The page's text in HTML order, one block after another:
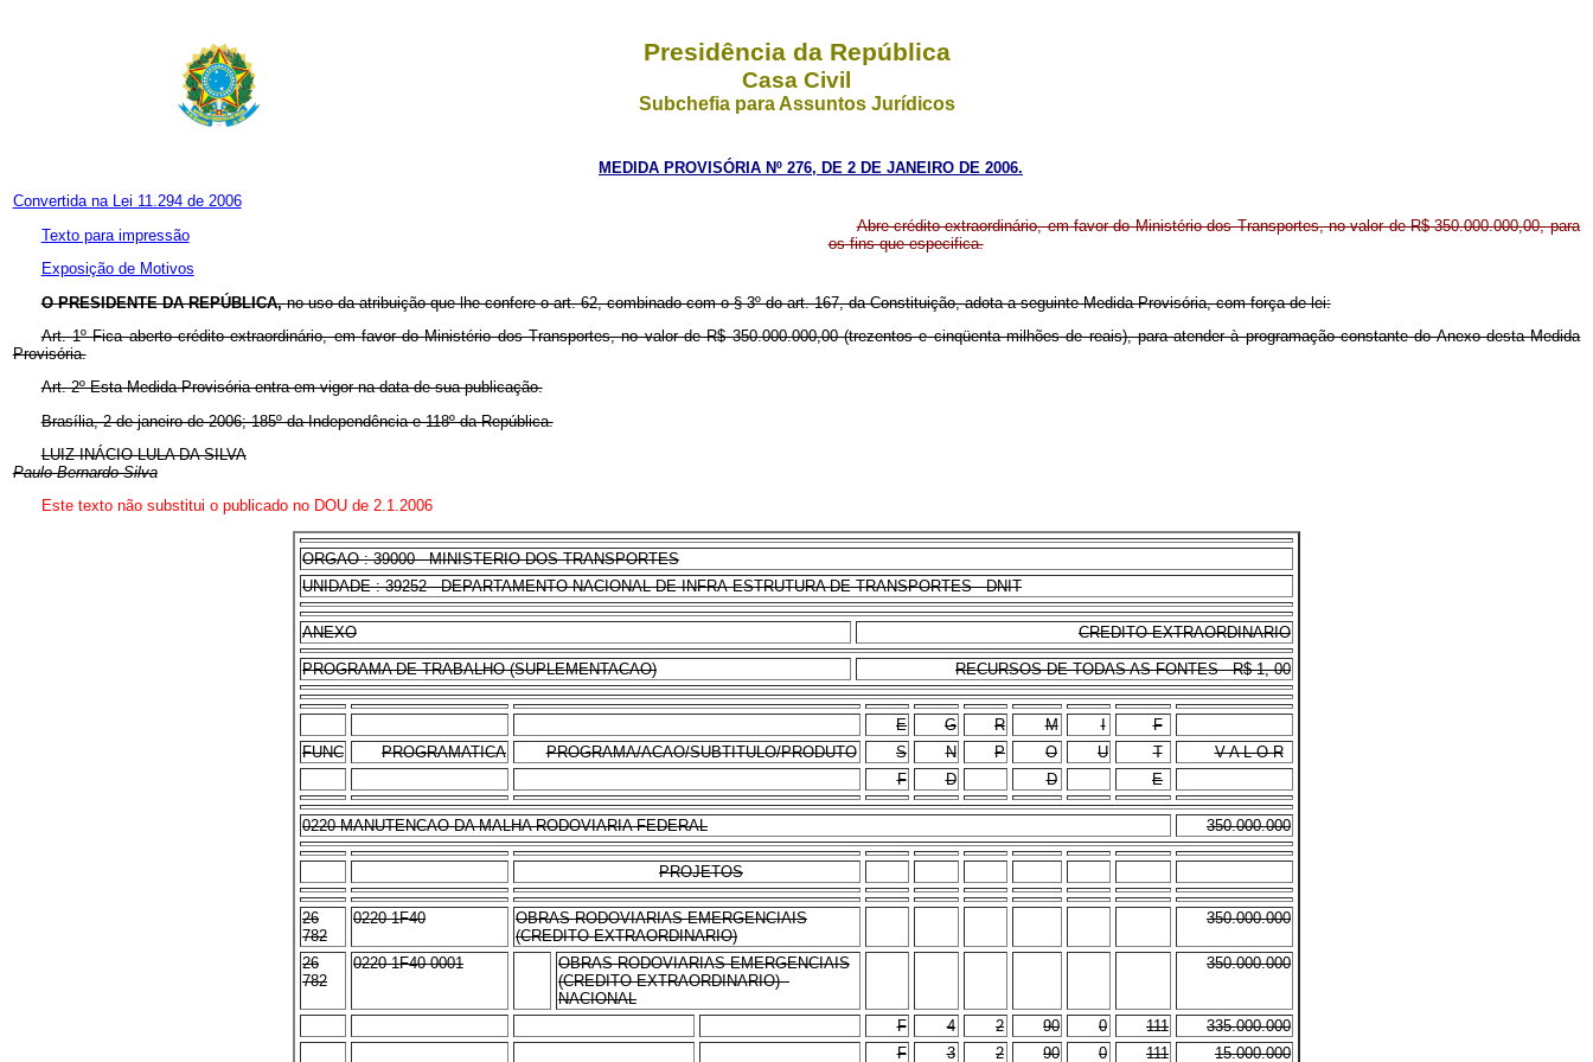
Presidência da República
Casa Civil
Subchefia para Assuntos Jurídicos
MEDIDA PROVISÓRIA Nº 276, DE 2 DE JANEIRO DE 2006.
Convertida na Lei 11.294 de 2006
Texto para impressão
Exposição de Motivos
Abre crédito extraordinário, em favor do Ministério dos Transportes, no valor de R$ 350.000.000,00, para
os fins que especifica.
O PRESIDENTE DA REPÚBLICA,no uso da atribuição que lhe confere o art. 62, combinado com o § 3º do art. 167, da Constituição, adota a seguinte Medida Provisória, com força de lei:
Art. 1º Fica aberto crédito extraordinário, em favor do Ministério dos Transportes, no valor de R$ 350.000.000,00 (trezentos e cinqüenta milhões de reais), para atender à programação constante do Anexo desta Medida
Provisória.
Art. 2º Esta Medida Provisória entra em vigor na data de sua publicação.
Brasília, 2 de janeiro de 2006; 185º da Independência e 118º da República.
LUIZ INÁCIO LULA DA SILVA
Paulo Bernardo Silva
Este texto não substitui o publicado no DOU de 2.1.2006
ORGAO : 39000 - MINISTERIO DOS TRANSPORTES
UNIDADE : 39252 - DEPARTAMENTO NACIONAL DE INFRA-ESTRUTURA DE TRANSPORTES - DNIT
ANEXO CREDITO EXTRAORDINARIO
PROGRAMA DE TRABALHO (SUPLEMENTACAO) RECURSOS DE TODAS AS FONTES - R$ 1, 00
E G R M I
F
FUNC
PROGRAMATICA PROGRAMA/ACAO/SUBTITULO/PRODUTO S N P O U T
V A L O R
F
D D E
0220 MANUTENCAO DA MALHA RODOVIARIA FEDERAL 350.000.000
PROJETOS
26
782
0220 1F40
OBRAS RODOVIARIAS EMERGENCIAIS
(CREDITO EXTRAORDINARIO)
350.000.000
26
782
0220 1F40 0001
OBRAS RODOVIARIAS EMERGENCIAIS
(CREDITO EXTRAORDINARIO) -
NACIONAL
350.000.000
F 4 2 90 0 111
335.000.000
F
3 2 90 0 111 15.000.000